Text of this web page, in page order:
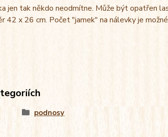
jen tak někdo neodmítne. Může být opatřen
42 x 26 cm. Počet "jamek" na nálevky je
podnosy